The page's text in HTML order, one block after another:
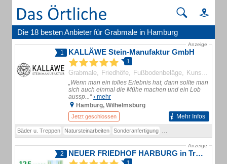
Die 18 besten Anbieter für Grabmale in Hamburg
Anzeige
1 KALLÄWE Stein-Manufaktur GmbH
1
Grabmale Friedhöfe Fußbodenbeläge Kunsthandlungen
„Wenn man ein tolles Erlebnis hat, dann sollte man
sich auch einmal die Mühe machen und ein Lob
aussp...“› mehr
Hamburg, Wilhelmsburg
Jetzt geschlossen Mehr Infos
Bäder u. Treppen Natursteinarbeiten Sonderanfertigung
Anzeige
2 NEUER FRIEDHOF HARBURG in Trägerschaft des Ev.-Luth. Gesamtverband Harburg
1